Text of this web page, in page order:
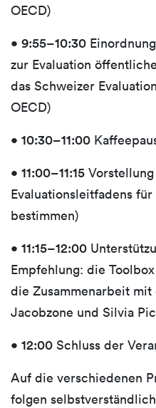
OECD)
• 9:55–10:30
zur Evaluation
das Schweizer
OECD)
• 10:30–11:00
• 11:00–11:15
Evaluationsleitfadens
bestimmen)
• 11:15–12:00
Empfehlung: die
die Zusammenarbeit
Jacobzone und Silvia
• 12:00 Schluss der
Auf die verschiedenen
folgen